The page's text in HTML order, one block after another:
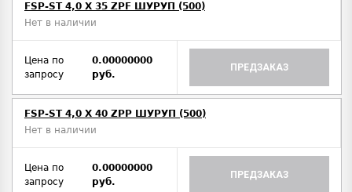
FSP-ST 4,0 X 35 ZPF ШУРУП (500)
Нет в наличии
Цена по
запросу
0.00000000
руб.
ПРЕДЗАКАЗ
FSP-ST 4,0 X 40 ZPP ШУРУП (500)
Нет в наличии
Цена по
запросу
0.00000000
руб.
ПРЕДЗАКАЗ